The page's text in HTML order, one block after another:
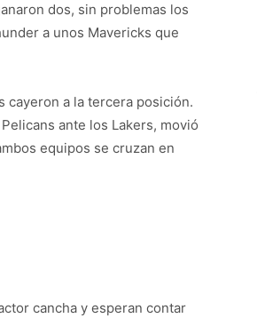
dos, sin problemas los
a unos Mavericks que
cayeron a la tercera posición.
ante los Lakers, movió
equipos se cruzan en
cancha y esperan contar